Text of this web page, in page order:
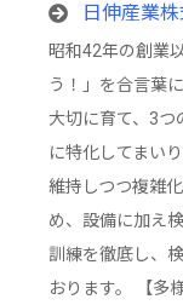
日伸産業
昭和42年の創業
う！」を合言葉
大切に育て、3
に特化してまい
維持しつつ複雑
め、設備に加え
訓練を徹底し、
おります。 【多